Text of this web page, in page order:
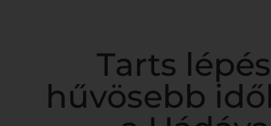
Tarts
hűvösebb